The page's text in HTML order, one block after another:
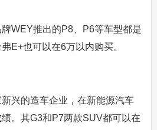
WEY推出的P8、P6等车型都是
E+也可以在6万以内购买。
兴的造车企业，在新能源汽车
。其G3和P7两款SUV都可以在